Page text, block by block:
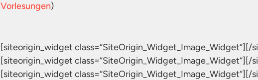
Vorlesungen)
[siteorigin_widget class=“SiteOrigin_Widget_Image_Widget“] [/
[siteorigin_widget class=“SiteOrigin_Widget_Image_Widget“] [/
[siteorigin_widget class=“SiteOrigin_Widget_Image_Widget“] [/